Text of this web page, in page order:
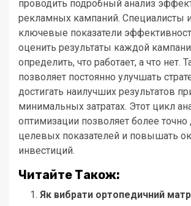
проводить подробный анализ
рекламных кампаний. Специалисты
ключевые показатели
оценить результаты каждой
определить, что работает, а что нет.
позволяет постоянно улучшать
достигать наилучших результатов
минимальных затратах. Этот цикл
оптимизации позволяет более точно
целевых показателей и повышать
инвестиций.
Читайте Також:
Як вибрати ортопедичний